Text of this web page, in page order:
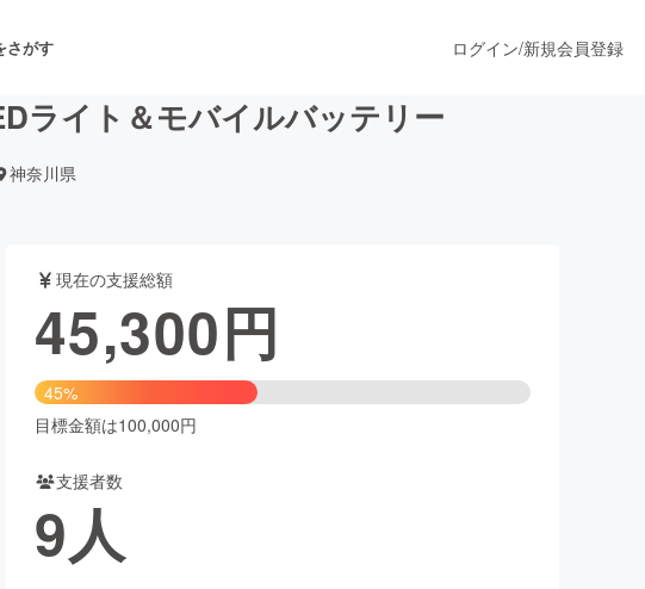
さがす
ォーマンス
店 ファッション
・ヘルスケア
ログイン/新規会員登録
ライト＆モバイルバッテリー
神奈川県
現在の支援総額
45,300円
45%
目標金額は100,000円
支援者数
9人